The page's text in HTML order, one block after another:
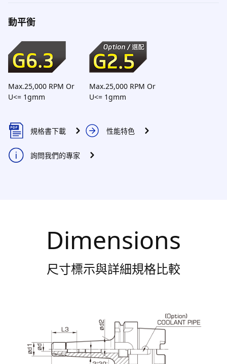
動平衡
Max.25,000 RPM Or
U<= 1gmm
Max.25,000 RPM Or
U<= 1gmm
規格書下載 性能特色
詢問我們的專家
Dimensions
尺寸標示與詳細規格比較